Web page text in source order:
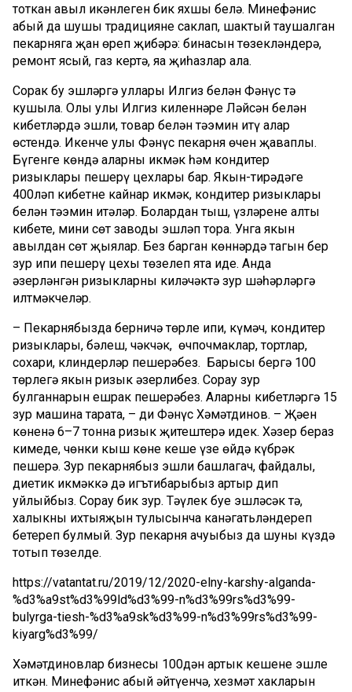
тоткан авыл икәнлеген бик яхшы белә. Миңнефәнис
абый да шушы традицияне саклап, шактый таушалган
пекарняга җан өреп җибәрә: бинасын төзекләндерә,
ремонт ясый, газ кертә, яңа җиһазлар ала.
Соңрак бу эшләргә уллары Илгиз белән Фәнүс тә
кушыла. Олы улы Илгиз киленнәре Ләйсән белән
кибетләрдә эшли, товар белән тәэмин итү алар
өстендә. Икенче улы Фәнүс пекарня өчен җаваплы.
Бүгенге көндә аларның икмәк һәм кондитер
ризыклары пешерү цехлары бар. Якын-тирәдәге
400ләп кибетне кайнар икмәк, кондитер ризыклары
белән тәэмин итәләр. Болардан тыш, үзләренең алты
кибете, мини сөт заводы эшләп тора. Унга якын
авылдан сөт җыялар. Без барган көннәрдә тагын бер
зур ипи пешерү цехы төзелеп ята иде. Анда
әзерләнгән ризыкларны киләчәктә зур шәһәрләргә
илтмәкчеләр.
– Пекарнябызда берничә төрле ипи, күмәч, кондитер
ризыклары, бәлеш, чәкчәк, өчпочмаклар, тортлар,
сохари, клиндерләр пешерәбез. Барысы бергә 100
төрлегә якын ризык әзерлибез. Сорау зур
булганнарын ешрак пешерәбез. Аларны кибетләргә 15
зур машина тарата, – ди Фәнүс Хәмәтдинов. – Җәен
көненә 6–7 тонна ризык җитештерә идек. Хәзер бераз
кимеде, чөнки кыш көне кеше үзе өйдә күбрәк
пешерә. Зур пекарнябыз эшли башлагач, файдалы,
диетик икмәккә дә игътибарыбыз артыр дип
уйлыйбыз. Сорау бик зур. Тәүлек буе эшләсәк тә,
халыкның ихтыяҗын тулысынча канәгатьләндереп
бетереп булмый. Зур пекарня ачуыбыз да шуны күздә
тотып төзелде.
https://vatantat.ru/2019/12/2020-elny-karshy-alganda-
%d3%a9st%d3%99ld%d3%99-n%d3%99rs%d3%99-
bulyrga-tiesh-%d3%a9sk%d3%99-n%d3%99rs%d3%99-
kiyarg%d3%99/
Хәмәтдиновлар бизнесы 100дән артык кешене эшле
иткән. Миңнефәнис абый әйтүенчә, хезмәт хакларын